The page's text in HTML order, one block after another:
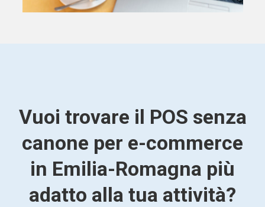
Vuoi trovare il POS senza
canone per e-commerce
in Emilia-Romagna più
adatto alla tua attività?